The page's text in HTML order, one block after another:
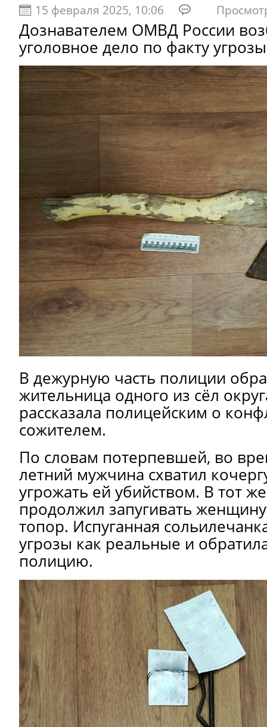
15 февраля 2025, 10:06
Дознавателем ОМВД России
уголовное дело по факту
В дежурную часть полиции
жительница одного из сёл
рассказала полицейским о
сожителем.
По словам потерпевшей, во
летний мужчина схватил
угрожать ей убийством. В тот
продолжил запугивать
топор. Испуганная
угрозы как реальные и
полицию.